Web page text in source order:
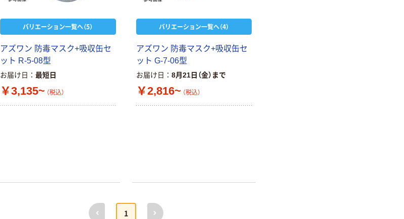
バリエーション一覧へ（5）
アズワン 防毒マスク+吸収缶セ
ット R-5-08型
お届け日 最短日
￥3,135~ （税込）
バリエーション一覧へ（4）
アズワン 防毒マスク+吸収缶セ
ット G-7-06型
お届け日 8月21日（金）まで
￥2,816~ （税込）
前へ
1
次へ
サントリー 伊右
衛門 「お茶、どう